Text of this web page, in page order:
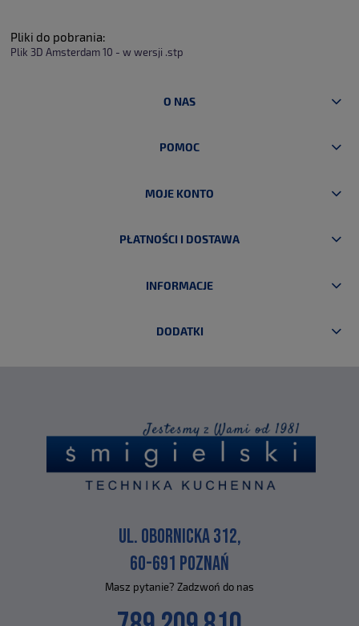
Pliki do pobrania:
Plik 3D Amsterdam 10 - w wersji .stp
O NAS
POMOC
MOJE KONTO
PŁATNOŚCI I DOSTAWA
INFORMACJE
DODATKI
UL. OBORNICKA 312,
60-691 POZNAŃ
Masz pytanie? Zadzwoń do nas